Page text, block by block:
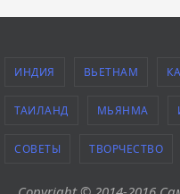
ИНДИЯ ВЬЕТНАМ
ТАИЛАНД МЬЯНМА
СОВЕТЫ ТВОРЧЕСТВО